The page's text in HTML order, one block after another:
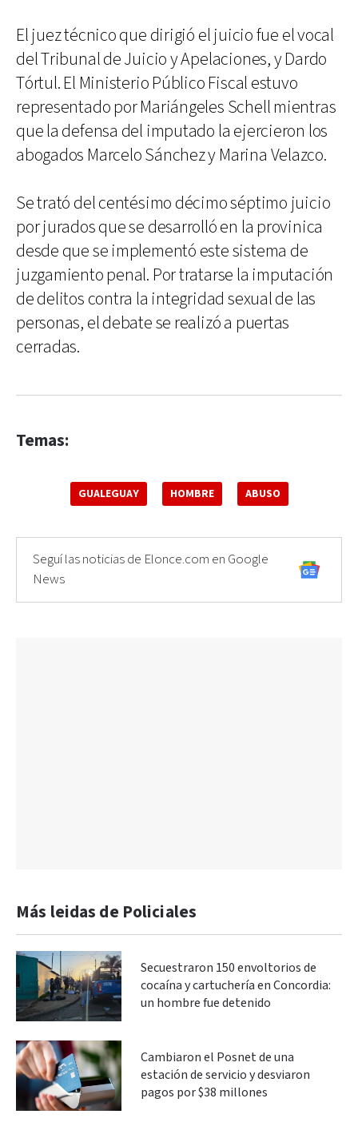
El juez técnico que dirigió el juicio fue el vocal
del Tribunal de Juicio y Apelaciones, y Dardo
Tórtul. El Ministerio Público Fiscal estuvo
representado por Mariángeles Schell mientras
que la defensa del imputado la ejercieron los
abogados Marcelo Sánchez y Marina Velazco.
Se trató del centésimo décimo séptimo juicio
por jurados que se desarrolló en la provinica
desde que se implementó este sistema de
juzgamiento penal. Por tratarse la imputación
de delitos contra la integridad sexual de las
personas, el debate se realizó a puertas
cerradas.
Temas:
GUALEGUAY HOMBRE ABUSO
Seguí las noticias de Elonce.com en Google
News
Más leidas de Policiales
Secuestraron 150 envoltorios de
cocaína y cartuchería en Concordia:
un hombre fue detenido
Cambiaron el Posnet de una
estación de servicio y desviaron
pagos por $38 millones